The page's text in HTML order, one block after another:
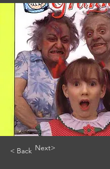
< Back Next>